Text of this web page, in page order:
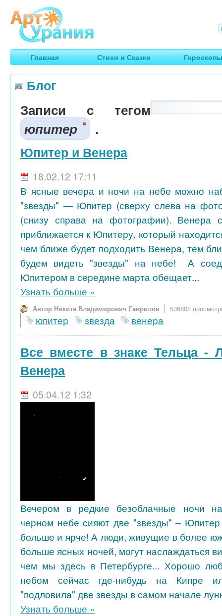
АртУрания
Умные гороскопы, творчество, путешествия
Главная Стихи и Сказки Гороскопы
Блог
Записи с тегом
юпитер
.
Юпитер и Венера
18.02.12 17:11
В ясные вечера и ночи на небе можно
"звезды" — Юпитер (сверху слева на
(снизу справа на фотографии). Венера
приближается к Юпитеру, который
чем ближе будет подходить Венера, тем
будем видеть "звезды" на небе! А
Юпитером в середине марта обещает...
Узнать больше »
Автор Никита Владимирович Гаврилов 536802
юпитер звезда венера
Все вместе в знаке Тельца -
Венера
05.04.12 1:32
Вечером в редкие безоблачные ночи
черном небе сияют две "звезды" –
больше и ярче! А люди, живущие в более
больше ясных ночей, могут наслаждаться
чем мы здесь в Петербурге... Хорошо
небом сейчас где-нибудь на Кипре
"подловила" две звезды в самом начале
Узнать больше »